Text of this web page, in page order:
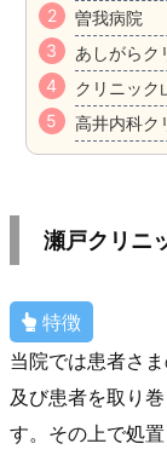
曽我病院
あしがらク
クリニック
高井内科ク
瀬戸クリニ
特徴
当院では患者さ
及び患者を取り
す。その上で処